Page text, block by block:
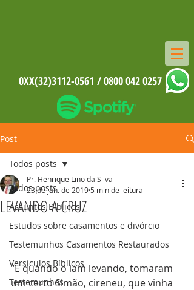
0XX(32)3112-0561 / 0800 042 0257
Post
Todos posts
Assuntos Bíblicos
Estudos sobre casamentos e divórcio
Testemunhos Casamentos Restaurados
Versículos Bíblicos
Testemunhos
Todos posts
LEVANDO A CRUZ
Pr. Henrique Lino da Silva
23 de jan. de 2019 5 min de leitura
“E quando o iam levando, tomaram
um certo Simão, cireneu, que vinha